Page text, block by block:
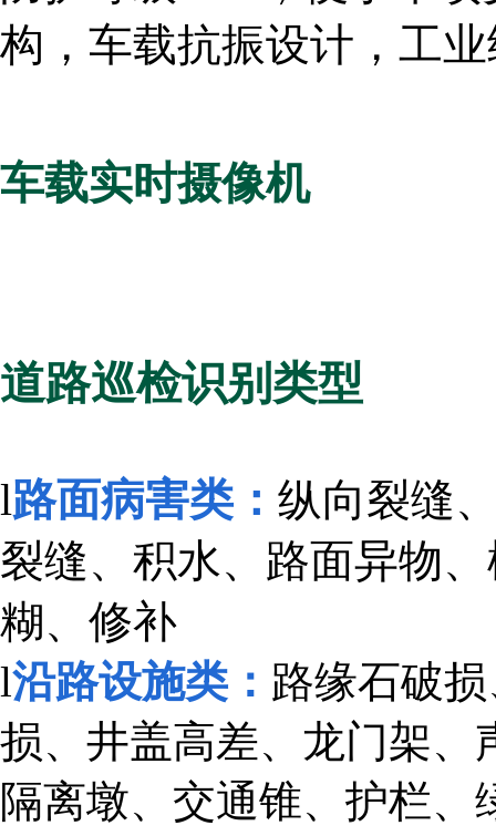
构，车载抗振设计，工
车载实时摄像机
道路巡检识别类型
l路面病害类： 纵向裂缝
裂缝、积水、路面异物
糊、修补
l沿路设施类： 路缘石破
损、井盖高差、龙门架、
隔离墩、交通锥、护栏、